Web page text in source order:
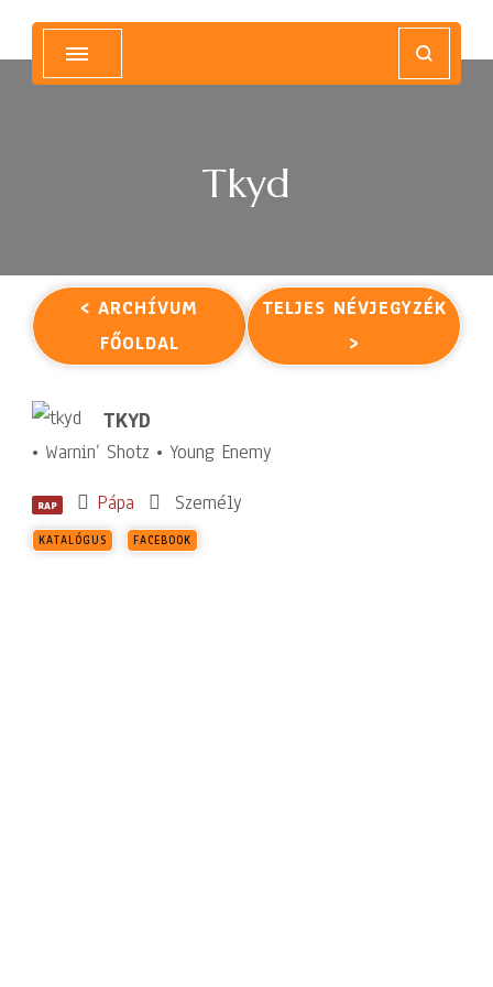
Tkyd
< ARCHÍVUM
FŐOLDAL
TELJES NÉVJEGYZÉK
>
TKYD
• Warnin’ Shotz • Young Enemy
RAP Pápa Személy
KATALÓGUS FACEBOOK